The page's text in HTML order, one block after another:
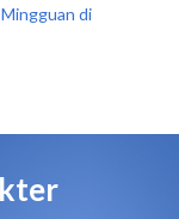
di